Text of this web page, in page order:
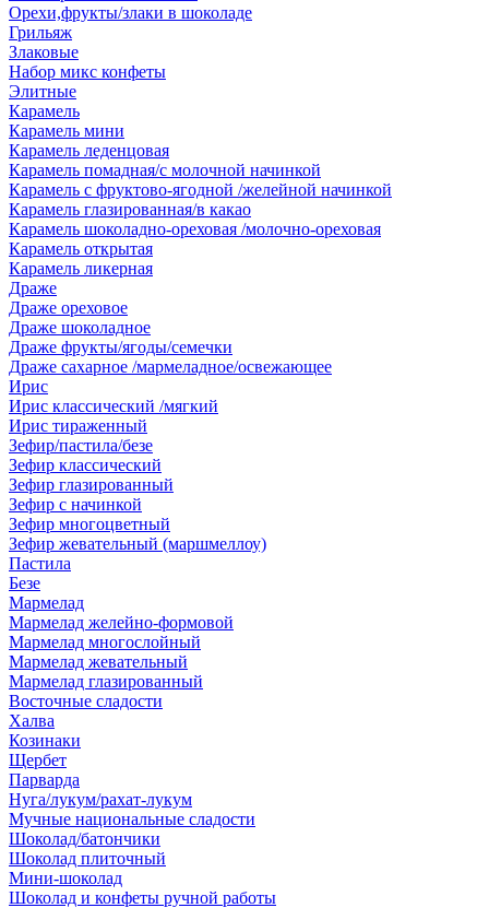
Орехи,фрукты/злаки в шоколаде
Грильяж
Злаковые
Набор микс конфеты
Элитные
Карамель
Карамель мини
Карамель леденцовая
Карамель помадная/с молочной начинкой
Карамель с фруктово-ягодной /желейной начинкой
Карамель глазированная/в какао
Карамель шоколадно-ореховая /молочно-ореховая
Карамель открытая
Карамель ликерная
Драже
Драже ореховое
Драже шоколадное
Драже фрукты/ягоды/семечки
Драже сахарное /мармеладное/освежающее
Ирис
Ирис классический /мягкий
Ирис тираженный
Зефир/пастила/безе
Зефир классический
Зефир глазированный
Зефир с начинкой
Зефир многоцветный
Зефир жевательный (маршмеллоу)
Пастила
Безе
Мармелад
Мармелад желейно-формовой
Мармелад многослойный
Мармелад жевательный
Мармелад глазированный
Восточные сладости
Халва
Козинаки
Щербет
Парварда
Нуга/лукум/рахат-лукум
Мучные национальные сладости
Шоколад/батончики
Шоколад плиточный
Мини-шоколад
Шоколад и конфеты ручной работы